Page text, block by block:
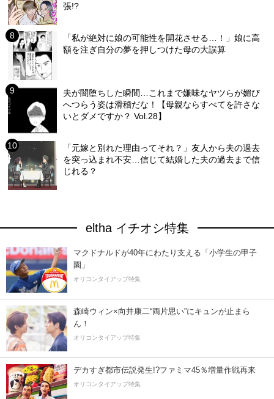
張!?
「私が絶対に娘の可能性を開花させる…！」娘に高
額を注ぎ自分の夢を押しつけた母の大誤算
夫が闇堕ちした瞬間…これまで嫌味なヤツらが媚び
へつらう姿は滑稽だな！【母親ならすべてを許さな
いとダメですか？ Vol.28】
「元嫁と別れた理由ってそれ？」友人から夫の過去
を突っ込まれ不安…信じて結婚した夫の過去まで信
じれる？
eltha イチオシ特集
マクドナルドが40年にわたり支える「小学生の甲子
園」
オリコンタイアップ特集
森崎ウィン×向井康二“両片思い”にキュンが止まら
ん！
オリコンタイアップ特集
デカすぎ都市伝説発生!?ファミマ45％増量作戦再来
オリコンタイアップ特集